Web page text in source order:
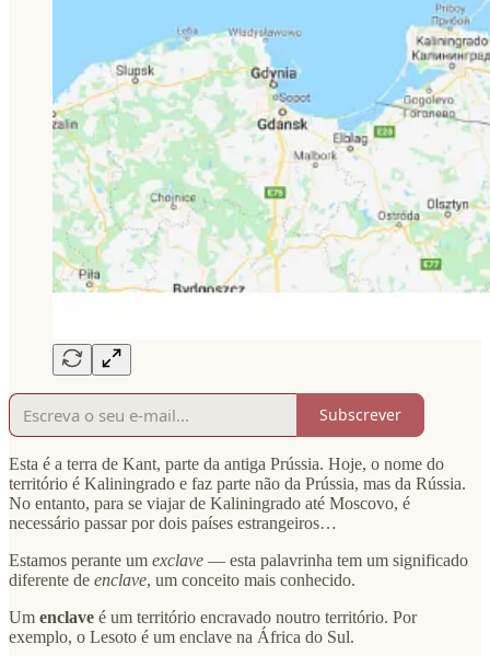
Subscrever
Esta é a terra de Kant, parte da antiga Prússia. Hoje, o nome do
território é Kaliningrado e faz parte não da Prússia, mas da Rússia.
No entanto, para se viajar de Kaliningrado até Moscovo, é
necessário passar por dois países estrangeiros…
Estamos perante um exclave — esta palavrinha tem um significado
diferente de enclave, um conceito mais conhecido.
Um enclave é um território encravado noutro território. Por
exemplo, o Lesoto é um enclave na África do Sul.